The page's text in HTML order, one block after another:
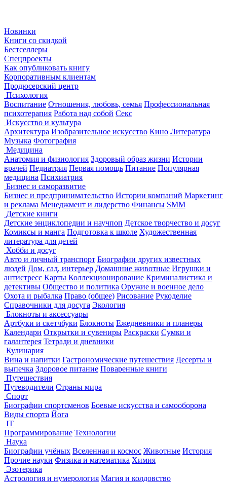
Новинки
Книги со скидкой
Бестселлеры
Спецпроекты
Как опубликовать книгу
Корпоративным клиентам
Продюсерский центр
Психология
Воспитание Отношения, любовь, семья Профессиональная
психотерапия Работа над собой Секс
Искусство и культура
Архитектура Изобразительное искусство Кино Литература
Музыка Фотография
Медицина
Анатомия и физиология Здоровый образ жизни Истории
врачей Педиатрия Первая помощь Питание Популярная
медицина Психиатрия
Бизнес и саморазвитие
Бизнес и предпринимательство Истории компаний Маркетинг
и реклама Менеджмент и лидерство Финансы SMM
Детские книги
Детские энциклопедии и научпоп Детское творчество и досуг
Комиксы и манга Подготовка к школе Художественная
литература для детей
Хобби и досуг
Авто и личный транспорт Биографии других известных
людей Дом, сад, интерьер Домашние животные Игрушки и
антистресс Карты Коллекционирование Криминалистика и
детективы Общество и политика Оружие и военное дело
Охота и рыбалка Право (общее) Рисование Рукоделие
Справочники для досуга Экология
Блокноты и аксессуары
Артбуки и скетчбуки Блокноты Ежедневники и планеры
Календари Открытки и сувениры Раскраски Сумки и
галантерея Тетради и дневники
Кулинария
Вина и напитки Гастрономические путешествия Десерты и
выпечка Здоровое питание Поваренные книги
Путешествия
Путеводители Страны мира
Спорт
Биографии спортсменов Боевые искусства и самооборона
Виды спорта Йога
IT
Программирование Технологии
Наука
Биографии учёных Вселенная и космос Животные История
Прочие науки Физика и математика Химия
Эзотерика
Астрология и нумерология Магия и колдовство